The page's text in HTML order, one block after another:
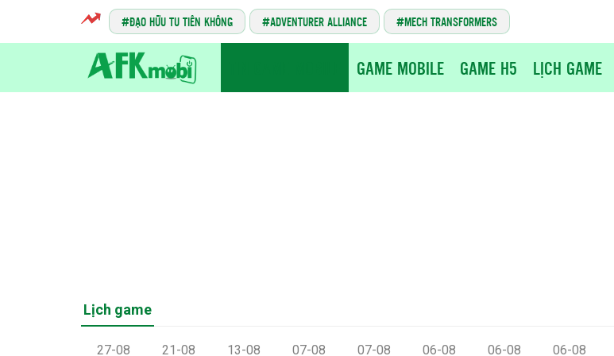
ĐẠO HỮU TU TIÊN KHÔNG ADVENTURER ALLIANCE MECH TRANSFORMERS
GAME MOBILE GAME H5 LỊCH GAME
Lịch game
27-08 21-08 13-08 07-08 07-08 06-08 06-08 06-08